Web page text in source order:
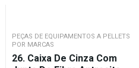
PEÇAS DE EQUIPAMENTOS A PELLETS
POR MARCAS
26. Caixa De Cinza Com